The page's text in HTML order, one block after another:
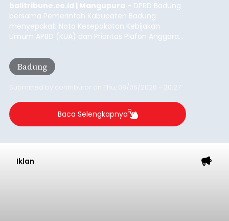
balitribune.co.id | Mangupura - DPRD Badung
bersama Pemerintah Kabupaten Badung
menyepakati Nota Kesepakatan Kebijakan
Umum APBD (KUA) dan Prioritas Plafon Anggaran
rapat paripurna yang digelar di Gedung DPRD
Badung, Kamis (6/8/2026).
Badung
Baca Selengkapnya
Iklan